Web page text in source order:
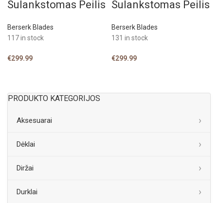
PRODUKTO KATEGORIJOS
Aksesuarai
Dėklai
Diržai
Durklai
Sulankstomas Peilis
Berserk Blades
117 in stock
€299.99
Sulankstomas Peilis
Berserk Blades
131 in stock
€299.99